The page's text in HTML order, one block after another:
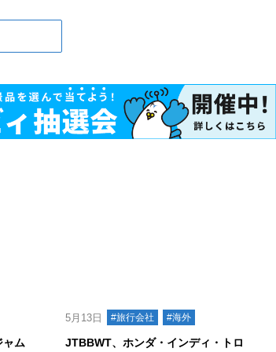
ャム
5月13日 #旅行会社 #海外
JTBBWT、ホンダ・インディ・トロ